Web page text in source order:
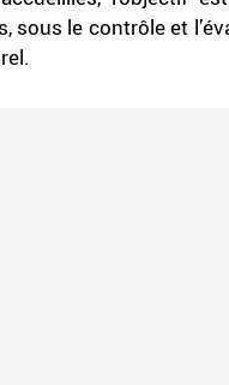
sous le contrôle et